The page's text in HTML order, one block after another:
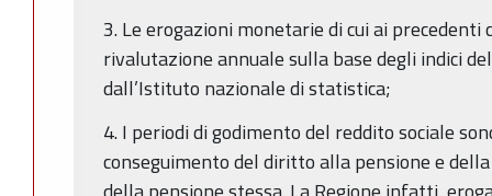
3. Le erogazioni monetarie di cui ai precedenti
rivalutazione annuale sulla base degli indici
dall’Istituto nazionale di statistica;
4. I periodi di godimento del reddito sociale
conseguimento del diritto alla pensione e